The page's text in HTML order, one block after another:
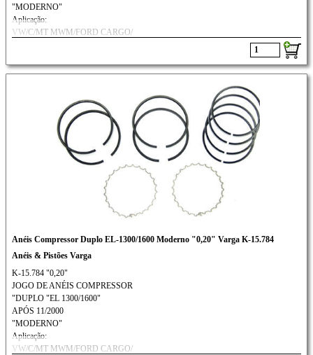
"MODERNO"
Aplicação:
VW/C/MT MWM/FORD CARGO/
Anéis Compressor Duplo EL-1300/1600 Moderno "0,20" Varga K-15.784
Anéis & Pistões Varga
K-15.784 "0,20"
JOGO DE ANÉIS COMPRESSOR
"DUPLO "EL 1300/1600"
APÓS 11/2000
"MODERNO"
Aplicação:
VW/C/MT MWM/FORD CARGO/